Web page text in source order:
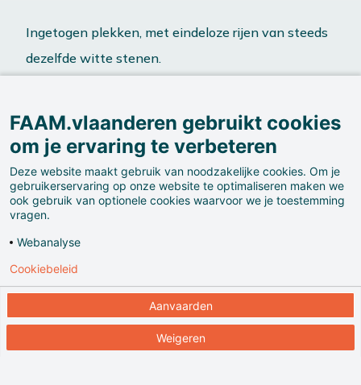
Ingetogen plekken, met eindeloze rijen van steeds
dezelfde witte stenen.
Het zijn vooral de Britse begraafplaatsen die
opvallen in het landschap.
FAAM.vlaanderen gebruikt cookies
om je ervaring te verbeteren
Deze website maakt gebruik van noodzakelijke cookies. Om je
gebruikerservaring op onze website te optimaliseren maken we
ook gebruik van optionele cookies waarvoor we je toestemming
vragen.
Webanalyse
Aanvaarden
Weigeren
Cookiebeleid